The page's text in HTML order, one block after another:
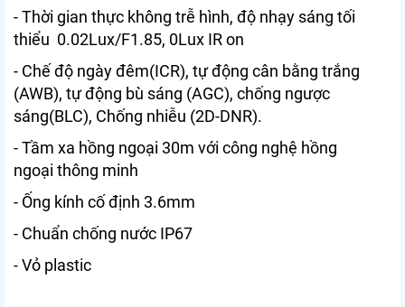
- Thời gian thực không trễ hình, độ nhạy sáng tối
thiểu 0.02Lux/F1.85, 0Lux IR on
- Chế độ ngày đêm(ICR), tự động cân bằng trắng
(AWB), tự động bù sáng (AGC), chống ngược
sáng(BLC), Chống nhiễu (2D-DNR).
- Tầm xa hồng ngoại 30m với công nghệ hồng
ngoại thông minh
- Ống kính cố định 3.6mm
- Chuẩn chống nước IP67
- Vỏ plastic